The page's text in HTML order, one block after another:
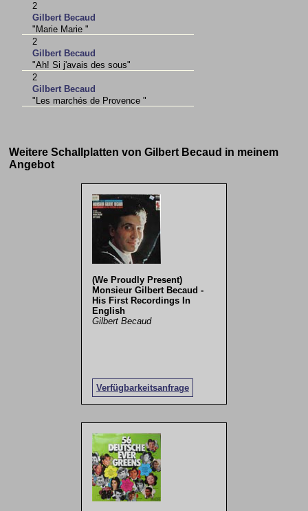
2
Gilbert Becaud
"Marie Marie "
2
Gilbert Becaud
"Ah! Si j'avais des sous"
2
Gilbert Becaud
"Les marchés de Provence "
Weitere Schallplatten von Gilbert Becaud in meinem
Angebot
(We Proudly Present)
Monsieur Gilbert Becaud -
His First Recordings In
English
Gilbert Becaud
Verfügbarkeitsanfrage